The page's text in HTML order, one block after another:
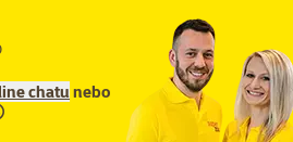
chatunebo